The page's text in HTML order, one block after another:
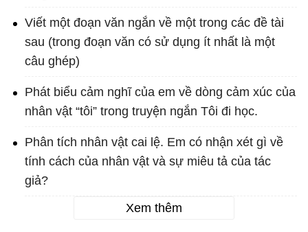
Viết một đoạn văn ngắn về một trong các đề tài
sau (trong đoạn văn có sử dụng ít nhất là một
câu ghép)
Phát biểu cảm nghĩ của em về dòng cảm xúc của
nhân vật “tôi” trong truyện ngắn Tôi đi học.
Phân tích nhân vật cai lệ. Em có nhận xét gì về
tính cách của nhân vật và sự miêu tả của tác
giả?
Xem thêm